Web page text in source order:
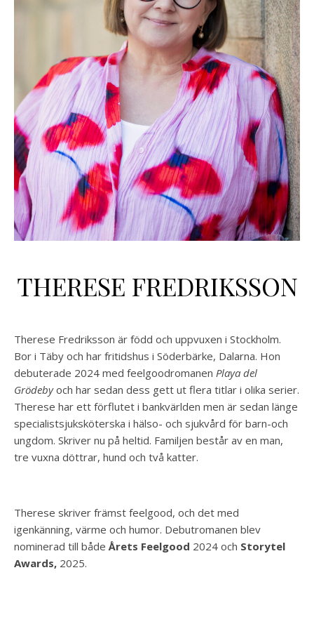
THERESE FREDRIKSSON
Therese Fredriksson är född och uppvuxen i Stockholm.
Bor i Täby och har fritidshus i Söderbärke, Dalarna. Hon
debuterade 2024 med feelgoodromanen Playa del
Grödebyoch har sedan dess gett ut flera titlar i olika serier.
Therese har ett förflutet i bankvärlden men är sedan länge
specialistsjuksköterska i hälso- och sjukvård för barn-och
ungdom. Skriver nu på heltid. Familjen består av en man,
tre vuxna döttrar, hund och två katter.
Therese skriver främst feelgood, och det med
igenkänning, värme och humor. Debutromanen blev
nominerad till både Årets Feelgood 2024 och Storytel
Awards, 2025.